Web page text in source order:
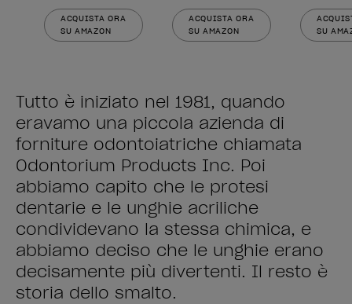
ACQUISTA ORA
SU AMAZON
ACQUISTA ORA
SU AMAZON
SU
Tutto è iniziato nel 1981, quando
eravamo una piccola azienda di
forniture odontoiatriche chiamata
Odontorium Products Inc. Poi
abbiamo capito che le protesi
dentarie e le unghie acriliche
condividevano la stessa chimica, e
abbiamo deciso che le unghie erano
decisamente più divertenti. Il resto è
storia dello smalto.